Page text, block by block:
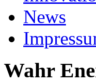
News
Wahr